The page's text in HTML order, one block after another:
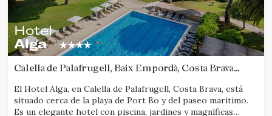
Hotel
Alga
Calella de Palafrugell, Baix Empordà, Costa Brava
El Hotel Alga, en Calella de Palafrugell, Costa Brava, está
situado cerca de la playa de Port Bo y del paseo marítimo.
Es un elegante hotel con piscina, jardines y magníficas